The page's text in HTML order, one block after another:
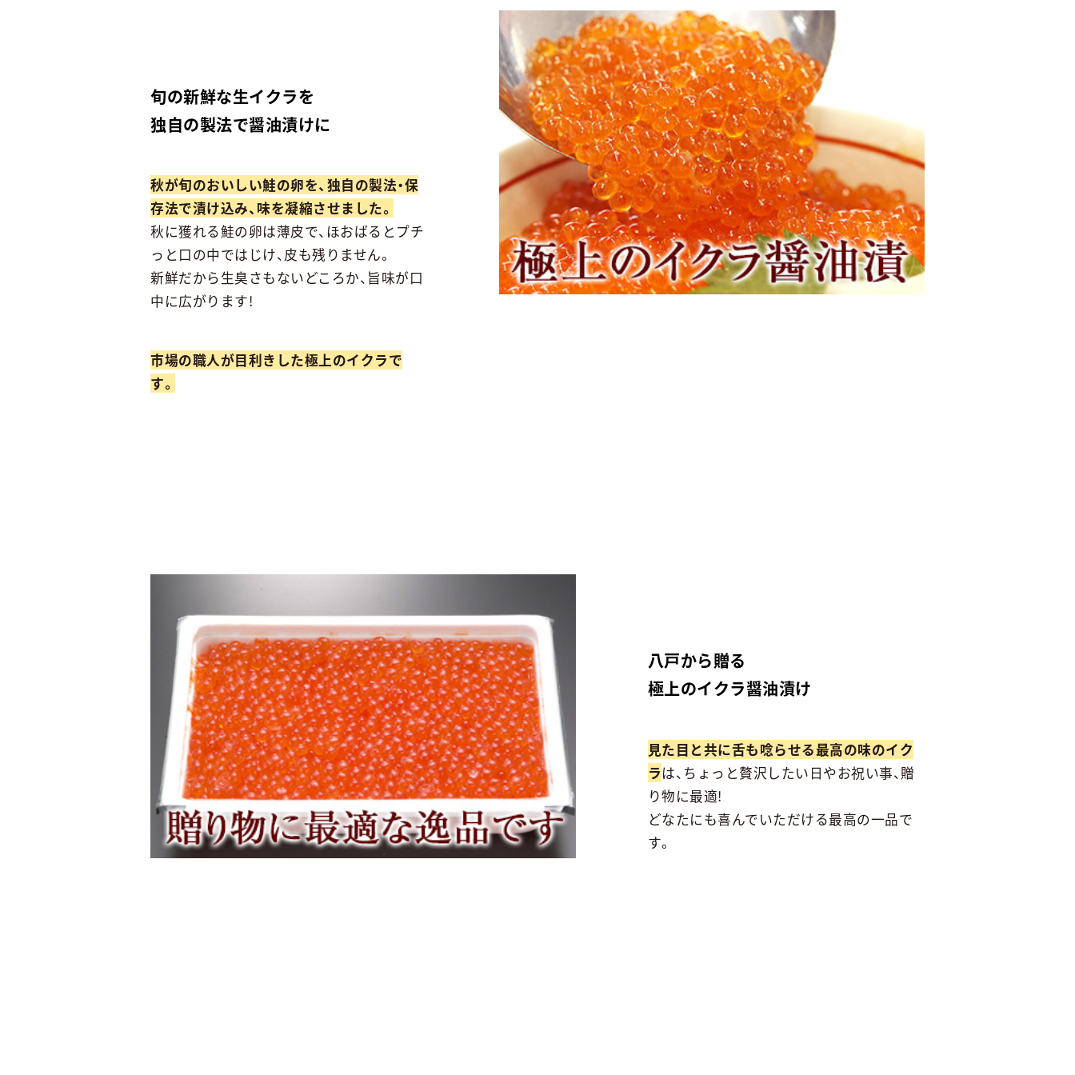
旬の新鮮な生イクラを
独自の製法で醤油漬けに
秋が旬のおいしい鮭の卵を、独自の製法・保
存法で漬け込み、味を凝縮させました。
秋に獲れる鮭の卵は薄皮で、ほおばるとプチ
っと口の中ではじけ、皮も残りません。
新鮮だから生臭さもないどころか、旨味が口
中に広がります!
市場の職人が目利きした極上のイクラで
す。
八戸から贈る
極上のイクラ醤油漬け
見た目と共に舌も唸らせる最高の味のイク
ラは、ちょっと贅沢したい日やお祝い事、贈
り物に最適!
どなたにも喜んでいただける最高の一品で
す。